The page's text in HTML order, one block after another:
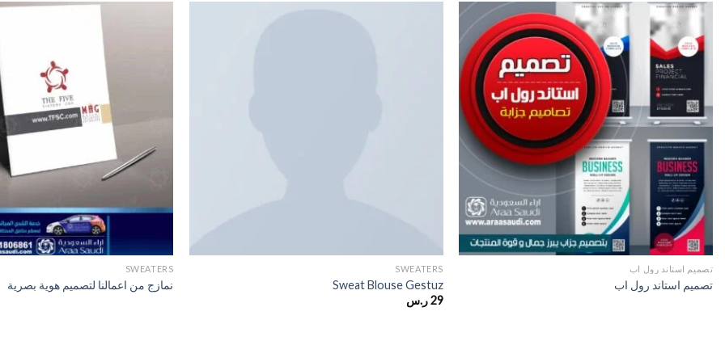
تصميم استاند رول اب
تصميم استاند رول اب
SWEATERS
Sweat Blouse Gestuz
29ر.س
SWEATERS
نمازج من اعمالنا لتصميم هوية بصرية